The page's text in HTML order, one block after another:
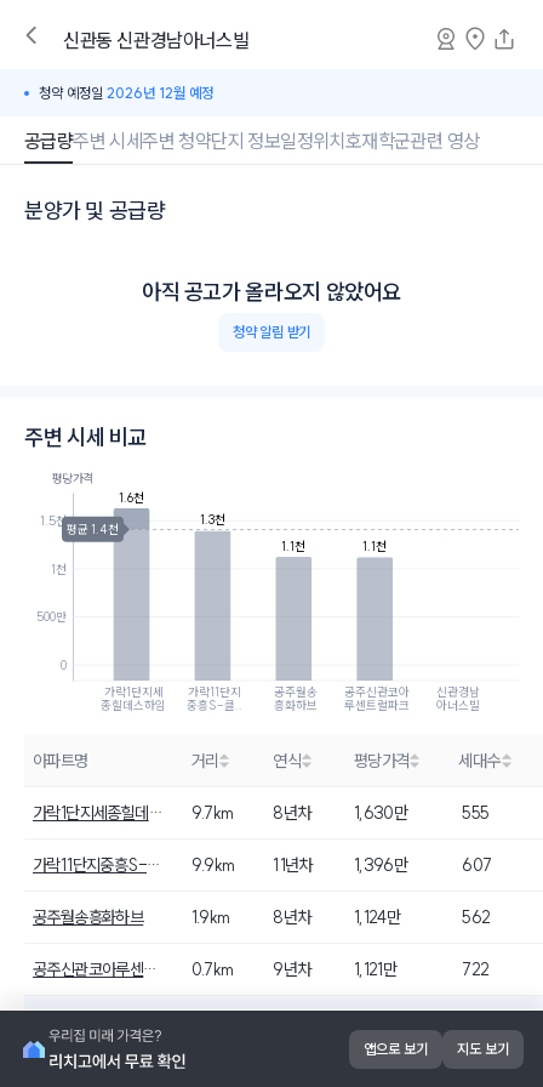
신관동 신관경남아너스빌
청약 예정일 2026년 12월 예정
공급량주변 시세주변 청약단지 정보일정위치호재학군관련 영상
분양가 및 공급량
아직 공고가 올라오지 않았어요
청약 알림 받기
주변 시세 비교
가락1단지세
종힐데스하임
가락11단지
중흥S-클..
공주월송
흥화하브
공주신관코아
루센트럴파크
신관경남
아너스빌
0
500만
1천
1.5천
평당가격
1.6천
1.3천
1.1천
1.1천
평균 1.4천
아파트명 거리 연식 평당가격 세대수
가락1단지세종힐데스하임 9.7km 8년차 1,630만 555
가락11단지중흥S-클래스에듀카운티 9.9km 11년차 1,396만 607
공주월송흥화하브 1.9km 8년차 1,124만 562
공주신관코아루센트럴파크 0.7km 9년차 1,121만 722
신관경남아너스빌
앱으로 보기 지도 보기